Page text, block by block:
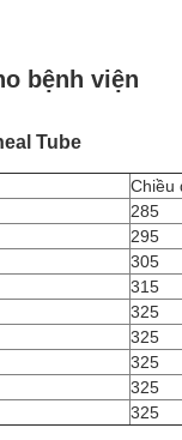
bệnh viện
Tube
Chiều
285
295
305
315
325
325
325
325
325